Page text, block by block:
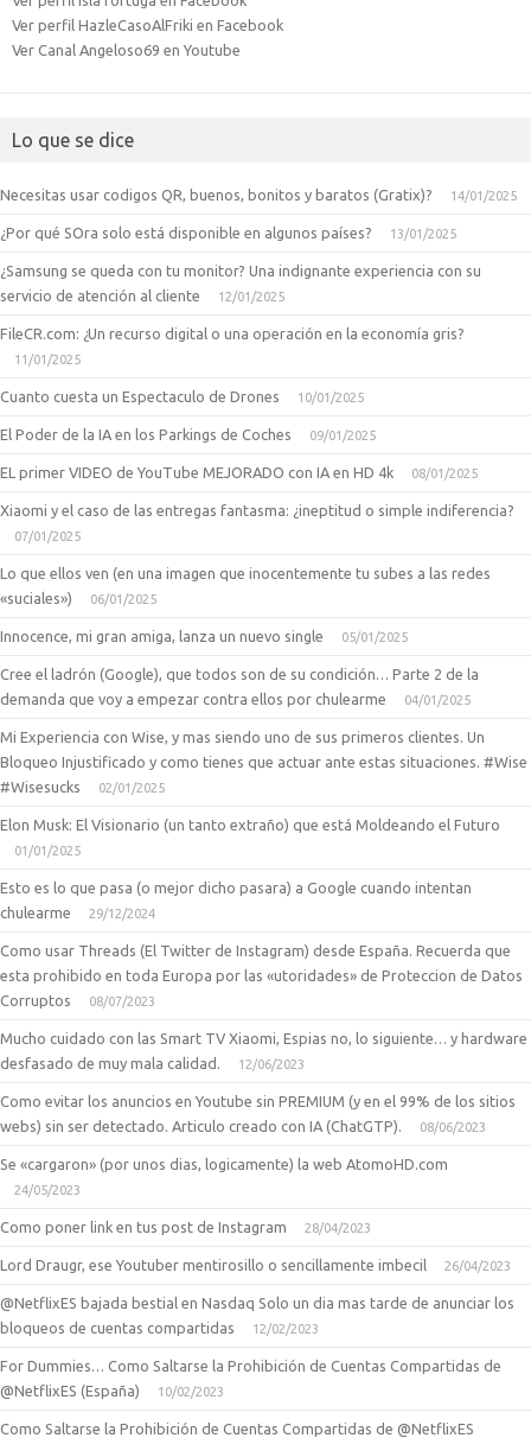
Ver perfil HazleCasoAlFriki en Facebook
Ver Canal Angeloso69 en Youtube
Lo que se dice
Necesitas usar codigos QR, buenos, bonitos y baratos (Gratix)? 14/01/2025
¿Por qué SOra solo está disponible en algunos países? 13/01/2025
¿Samsung se queda con tu monitor? Una indignante experiencia con su
servicio de atención al cliente
12/01/2025
FileCR.com: ¿Un recurso digital o una operación en la economía gris?
11/01/2025
Cuanto cuesta un Espectaculo de Drones 10/01/2025
El Poder de la IA en los Parkings de Coches 09/01/2025
EL primer VIDEO de YouTube MEJORADO con IA en HD 4k 08/01/2025
Xiaomi y el caso de las entregas fantasma: ¿ineptitud o simple indiferencia?
07/01/2025
Lo que ellos ven (en una imagen que inocentemente tu subes a las redes
«suciales»)
06/01/2025
Innocence, mi gran amiga, lanza un nuevo single 05/01/2025
Cree el ladrón (Google), que todos son de su condición… Parte 2 de la
demanda que voy a empezar contra ellos por chulearme
04/01/2025
Mi Experiencia con Wise, y mas siendo uno de sus primeros clientes. Un
Bloqueo Injustificado y como tienes que actuar ante estas situaciones. #Wise
#Wisesucks
02/01/2025
Elon Musk: El Visionario (un tanto extraño) que está Moldeando el Futuro
01/01/2025
Esto es lo que pasa (o mejor dicho pasara) a Google cuando intentan
chulearme
29/12/2024
Como usar Threads (El Twitter de Instagram) desde España. Recuerda que
esta prohibido en toda Europa por las «utoridades» de Proteccion de Datos
Corruptos
08/07/2023
Mucho cuidado con las Smart TV Xiaomi, Espias no, lo siguiente… y hardware
desfasado de muy mala calidad.
12/06/2023
Como evitar los anuncios en Youtube sin PREMIUM (y en el 99% de los sitios
webs) sin ser detectado. Articulo creado con IA (ChatGTP).
08/06/2023
Se «cargaron» (por unos dias, logicamente) la web AtomoHD.com
24/05/2023
Como poner link en tus post de Instagram 28/04/2023
Lord Draugr, ese Youtuber mentirosillo o sencillamente imbecil 26/04/2023
@NetflixES bajada bestial en Nasdaq Solo un dia mas tarde de anunciar los
bloqueos de cuentas compartidas
12/02/2023
For Dummies… Como Saltarse la Prohibición de Cuentas Compartidas de
@NetflixES (España)
10/02/2023
Como Saltarse la Prohibición de Cuentas Compartidas de @NetflixES